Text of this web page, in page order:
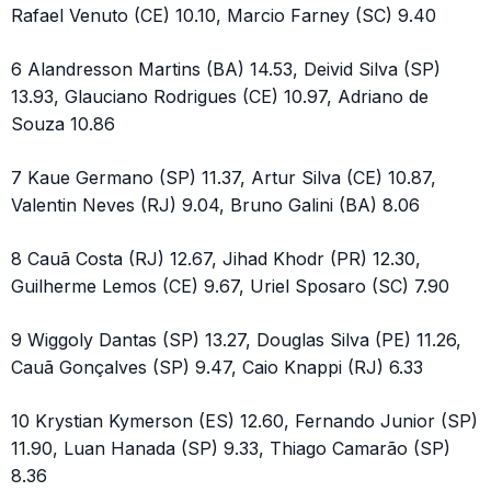
Rafael Venuto (CE) 10.10, Marcio Farney (SC) 9.40
6 Alandresson Martins (BA) 14.53, Deivid Silva (SP)
13.93, Glauciano Rodrigues (CE) 10.97, Adriano de
Souza 10.86
7 Kaue Germano (SP) 11.37, Artur Silva (CE) 10.87,
Valentin Neves (RJ) 9.04, Bruno Galini (BA) 8.06
8 Cauã Costa (RJ) 12.67, Jihad Khodr (PR) 12.30,
Guilherme Lemos (CE) 9.67, Uriel Sposaro (SC) 7.90
9 Wiggoly Dantas (SP) 13.27, Douglas Silva (PE) 11.26,
Cauã Gonçalves (SP) 9.47, Caio Knappi (RJ) 6.33
10 Krystian Kymerson (ES) 12.60, Fernando Junior (SP)
11.90, Luan Hanada (SP) 9.33, Thiago Camarão (SP)
8.36